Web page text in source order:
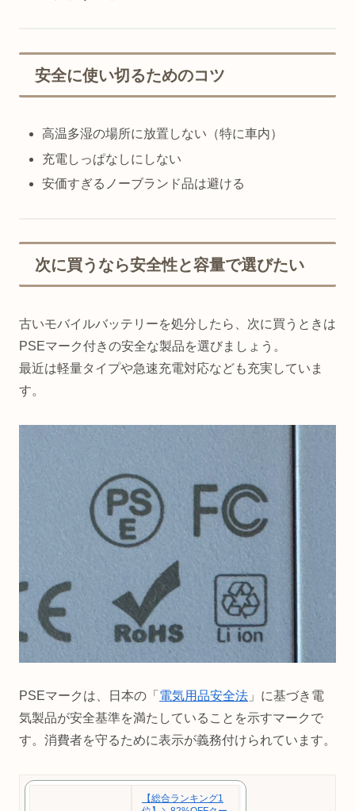
安全に使い切るためのコツ
高温多湿の場所に放置しない（特に車内）
充電しっぱなしにしない
安価すぎるノーブランド品は避ける
次に買うなら安全性と容量で選びたい
古いモバイルバッテリーを処分したら、次に買うときは
PSEマーク付きの安全な製品を選びましょう。
最近は軽量タイプや急速充電対応なども充実していま
す。
PSEマークは、日本の「 電気用品安全法 」に基づき電
気製品が安全基準を満たしていることを示すマークで
す。消費者を守るために表示が義務付けられています。
【総合ランキング1